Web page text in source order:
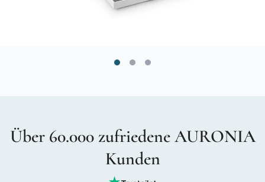
Über 60.000 zufriedene AURONIA
Kunden